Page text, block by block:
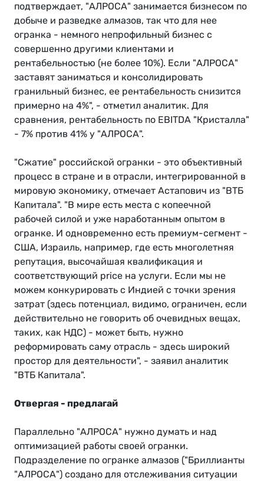
подтверждает, "АЛРОСА" занимается бизнесом по
добыче и разведке алмазов, так что для нее
огранка - немного непрофильный бизнес с
совершенно другими клиентами и
рентабельностью (не более 10%). Если "АЛРОСА"
заставят заниматься и консолидировать
гранильный бизнес, ее рентабельность снизится
примерно на 4%", - отметил аналитик. Для
сравнения, рентабельность по EBITDA "Кристалла"
- 7% против 41% у "АЛРОСА".
"Сжатие" российской огранки - это объективный
процесс в стране и в отрасли, интегрированной в
мировую экономику, отмечает Астапович из "ВТБ
Капитала". "В мире есть места с копеечной
рабочей силой и уже наработанным опытом в
огранке. И одновременно есть премиум-сегмент -
США, Израиль, например, где есть многолетняя
репутация, высочайшая квалификация и
соответствующий price на услуги. Если мы не
можем конкурировать с Индией с точки зрения
затрат (здесь потенциал, видимо, ограничен, если
действительно не говорить об очевидных вещах,
таких, как НДС) - может быть, нужно
реформировать саму отрасль - здесь широкий
простор для деятельности", - заявил аналитик
"ВТБ Капитала".
Отвергая - предлагай
Параллельно "АЛРОСА" нужно думать и над
оптимизацией работы своей огранки.
Подразделение по огранке алмазов ("Бриллианты
"АЛРОСА") создано для отслеживания ситуации